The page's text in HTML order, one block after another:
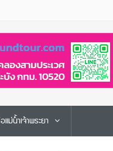
แม่น้ำเจ้าพระยา